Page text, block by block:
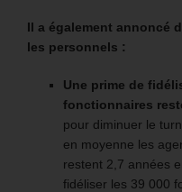
Il a également annoncé
les personnels :
Une prime de
fonctionnaires
pour diminuer le
en moyenne les
restent 2,7 années
fidéliser les 39 000